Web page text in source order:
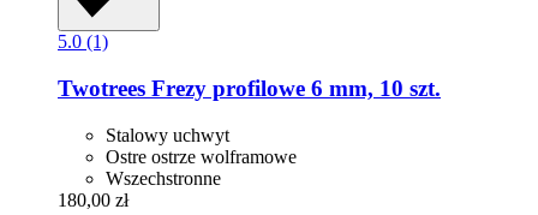
5.0 (1)
Twotrees Frezy profilowe 6 mm, 10 szt.
Stalowy uchwyt
Ostre ostrze wolframowe
Wszechstronne
180,00 zł